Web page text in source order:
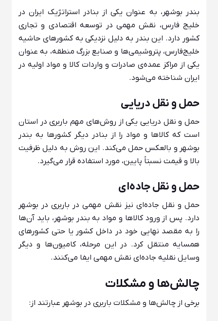
بندر بوشهر، به عنوان یکی از بنادر استراتژیک ایران در
خلیج فارس، نقش مهمی در توسعه اقتصادی و تجاری
کشور دارد. این بندر به دلیل نزدیکی به کشورهای حاشیه
خلیج‌فارس، پتروشیمی‌ها و صنایع بزرگ منطقه، به عنوان
یکی از مراکز عمده‌ی صادرات و واردات کالا و مواد اولیه در
ایران شناخته می‌شود.
حمل و نقل دریایی
حمل و نقل دریایی یکی از روش‌های مهم باربری در استان
است که کالاها و مواد را از بنادر دیگر کشورها به بندر
بوشهر و بالعکس حمل می‌کند. این روش به دلیل ظرفیت
بالا و قیمت نسبتاً پایین، مورد استفاده قرار می‌گیرد.
حمل و نقل جاده‌ای
حمل و نقل جاده‌ای نیز نقش مهمی در باربری در بوشهر
دارد. پس از ورود کالاها و مواد به بندر بوشهر، باید آن‌ها
را به مقصد نهایی خود در داخل کشور یا حتی کشورهای
همسایه منتقل کرد. در این مرحله، کامیون‌ها و دیگر
وسایل نقلیه جاده‌ای نقش مهمی ایفا می‌کنند.
چالش‌ها و مشکلات
برخی از چالش‌ها و مشکلات باربری در بوشهر عبارتند از: